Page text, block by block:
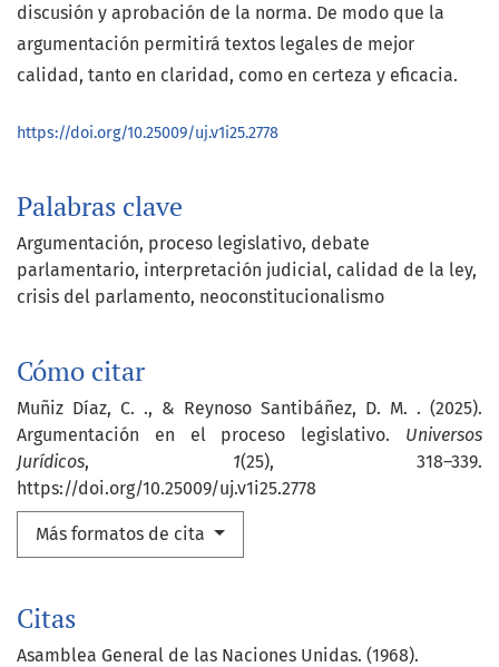
Palabras clave
Argumentación, proceso legislativo, debate
parlamentario, interpretación judicial, calidad de la ley,
crisis del parlamento, neoconstitucionalismo
Cómo citar
Muñiz Díaz, C. ., & Reynoso Santibáñez, D. M. . (2025).
Argumentación en el proceso legislativo. Universos
Jurídicos, 1(25), 318–339.
https://doi.org/10.25009/uj.v1i25.2778
Más formatos de cita
discusión y aprobación de la norma. De modo que la
argumentación permitirá textos legales de mejor
calidad, tanto en claridad, como en certeza y eficacia.
https://doi.org/10.25009/uj.v1i25.2778
Citas
Asamblea General de las Naciones Unidas. (1968).